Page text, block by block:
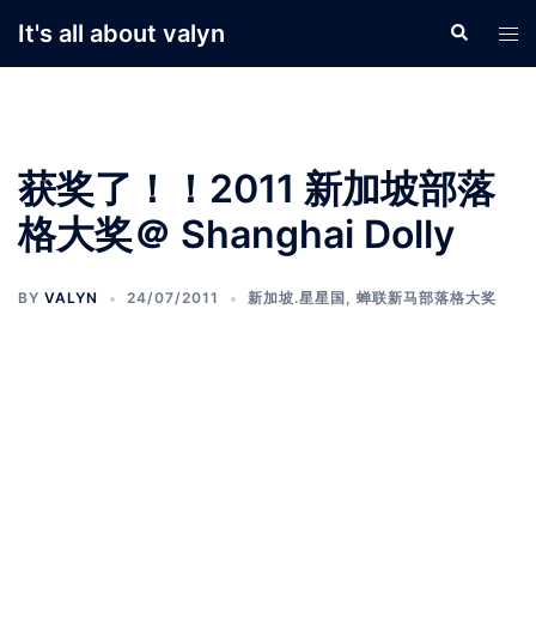
It's all about valyn Search
获奖了！！2011 新加坡部落
格大奖＠ Shanghai Dolly
BY VALYN 24/07/2011 新加坡.星星国 , 蝉联新马部落格大奖